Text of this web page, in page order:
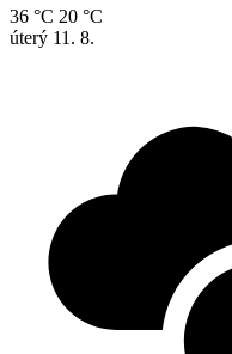
36 °C 20 °C
úterý 11. 8.